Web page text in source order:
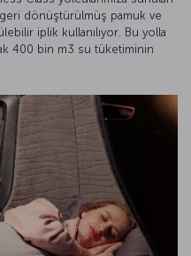
geri dönüştürülmüş pamuk ve
iplik kullanılıyor. Bu yolla
400 bin m3 su tüketiminin